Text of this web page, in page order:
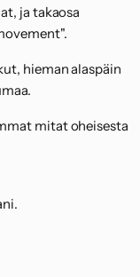
ja takaosa
hieman alaspäin
mitat oheisesta